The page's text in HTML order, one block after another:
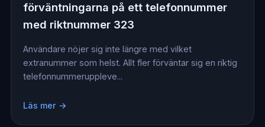
förväntningarna på ett telefonnummer
med riktnummer 323
Användare nöjer sig inte längre med vilket
extranummer som helst. Allt fler förväntar sig en riktig
telefonnummeruppleve...
Läs mer →